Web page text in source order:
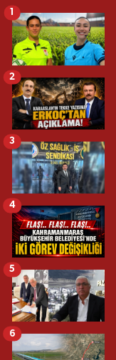
2
3
4
5
6